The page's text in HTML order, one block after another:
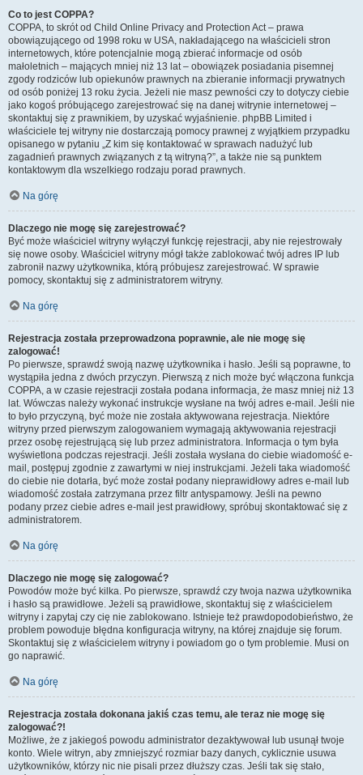
Co to jest COPPA?
COPPA, to skrót od Child Online Privacy and Protection Act – prawa
obowiązującego od 1998 roku w USA, nakładającego na właścicieli stron
internetowych, które potencjalnie mogą zbierać informacje od osób
małoletnich – mających mniej niż 13 lat – obowiązek posiadania pisemnej
zgody rodziców lub opiekunów prawnych na zbieranie informacji prywatnych
od osób poniżej 13 roku życia. Jeżeli nie masz pewności czy to dotyczy ciebie
jako kogoś próbującego zarejestrować się na danej witrynie internetowej –
skontaktuj się z prawnikiem, by uzyskać wyjaśnienie. phpBB Limited i
właściciele tej witryny nie dostarczają pomocy prawnej z wyjątkiem przypadku
opisanego w pytaniu „Z kim się kontaktować w sprawach nadużyć lub
zagadnień prawnych związanych z tą witryną?”, a także nie są punktem
kontaktowym dla wszelkiego rodzaju porad prawnych.
Na górę
Dlaczego nie mogę się zarejestrować?
Być może właściciel witryny wyłączył funkcję rejestracji, aby nie rejestrowały
się nowe osoby. Właściciel witryny mógł także zablokować twój adres IP lub
zabronił nazwy użytkownika, którą próbujesz zarejestrować. W sprawie
pomocy, skontaktuj się z administratorem witryny.
Na górę
Rejestracja została przeprowadzona poprawnie, ale nie mogę się
zalogować!
Po pierwsze, sprawdź swoją nazwę użytkownika i hasło. Jeśli są poprawne, to
wystąpiła jedna z dwóch przyczyn. Pierwszą z nich może być włączona funkcja
COPPA, a w czasie rejestracji została podana informacja, że masz mniej niż 13
lat. Wówczas należy wykonać instrukcje wysłane na twój adres e-mail. Jeśli nie
to było przyczyną, być może nie została aktywowana rejestracja. Niektóre
witryny przed pierwszym zalogowaniem wymagają aktywowania rejestracji
przez osobę rejestrującą się lub przez administratora. Informacja o tym była
wyświetlona podczas rejestracji. Jeśli została wysłana do ciebie wiadomość e-
mail, postępuj zgodnie z zawartymi w niej instrukcjami. Jeżeli taka wiadomość
do ciebie nie dotarła, być może został podany nieprawidłowy adres e-mail lub
wiadomość została zatrzymana przez filtr antyspamowy. Jeśli na pewno
podany przez ciebie adres e-mail jest prawidłowy, spróbuj skontaktować się z
administratorem.
Na górę
Dlaczego nie mogę się zalogować?
Powodów może być kilka. Po pierwsze, sprawdź czy twoja nazwa użytkownika
i hasło są prawidłowe. Jeżeli są prawidłowe, skontaktuj się z właścicielem
witryny i zapytaj czy cię nie zablokowano. Istnieje też prawdopodobieństwo, że
problem powoduje błędna konfiguracja witryny, na której znajduje się forum.
Skontaktuj się z właścicielem witryny i powiadom go o tym problemie. Musi on
go naprawić.
Na górę
Rejestracja została dokonana jakiś czas temu, ale teraz nie mogę się
zalogować?!
Możliwe, że z jakiegoś powodu administrator dezaktywował lub usunął twoje
konto. Wiele witryn, aby zmniejszyć rozmiar bazy danych, cyklicznie usuwa
użytkowników, którzy nic nie pisali przez dłuższy czas. Jeśli tak się stało,